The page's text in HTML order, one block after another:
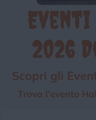
Chi siamo
Eventi
2026
Scopri gli
Trova l'evento